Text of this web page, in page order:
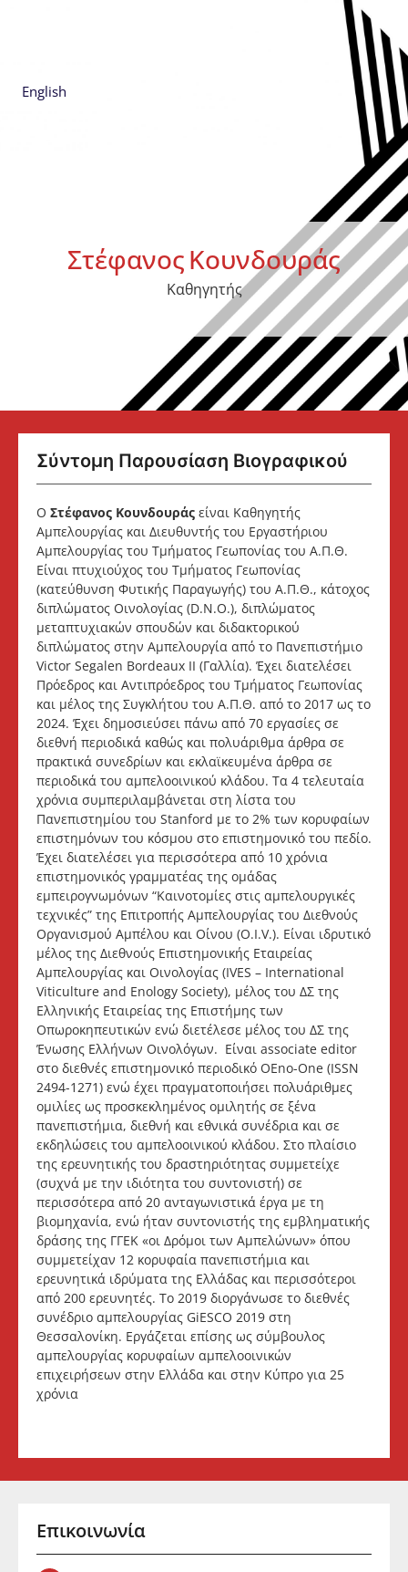
English
ΣτέφανοςΚουνδουράς
Καθηγητής
Σύντομη Παρουσίαση Βιογραφικού
O Στέφανος Κουνδουράς είναι Καθηγητής
Αμπελουργίας και Διευθυντής του Εργαστήριου
Αμπελουργίας του Τμήματος Γεωπονίας του Α.Π.Θ.
Είναι πτυχιούχος του Τμήματος Γεωπονίας
(κατεύθυνση Φυτικής Παραγωγής) του Α.Π.Θ., κάτοχος
διπλώματος Οινολογίας (D.N.O.), διπλώματος
μεταπτυχιακών σπουδών και διδακτορικού
διπλώματος στην Αμπελουργία από το Πανεπιστήμιο
Victor Segalen Bordeaux II (Γαλλία). Έχει διατελέσει
Πρόεδρος και Αντιπρόεδρος του Τμήματος Γεωπονίας
και μέλος της Συγκλήτου του Α.Π.Θ. από το 2017 ως το
2024. Έχει δημοσιεύσει πάνω από 70 εργασίες σε
διεθνή περιοδικά καθώς και πολυάριθμα άρθρα σε
πρακτικά συνεδρίων και εκλαϊκευμένα άρθρα σε
περιοδικά του αμπελοοινικού κλάδου. Τα 4 τελευταία
χρόνια συμπεριλαμβάνεται στη λίστα του
Πανεπιστημίου του Stanford με το 2% των κορυφαίων
επιστημόνων του κόσμου στο επιστημονικό του πεδίο.
Έχει διατελέσει για περισσότερα από 10 χρόνια
επιστημονικός γραμματέας της ομάδας
εμπειρογνωμόνων “Καινοτομίες στις αμπελουργικές
τεχνικές” της Επιτροπής Αμπελουργίας του Διεθνούς
Οργανισμού Αμπέλου και Οίνου (O.I.V.). Eίναι ιδρυτικό
μέλος της Διεθνούς Επιστημονικής Εταιρείας
Αμπελουργίας και Οινολογίας (IVES – International
Viticulture and Enology Society), μέλος του ΔΣ της
Ελληνικής Εταιρείας της Επιστήμης των
Οπωροκηπευτικών ενώ διετέλεσε μέλος του ΔΣ της
Ένωσης Ελλήνων Οινολόγων. Είναι associate editor
στο διεθνές επιστημονικό περιοδικό OEno-One (ISSN
2494-1271) ενώ έχει πραγματοποιήσει πολυάριθμες
ομιλίες ως προσκεκλημένος ομιλητής σε ξένα
πανεπιστήμια, διεθνή και εθνικά συνέδρια και σε
εκδηλώσεις του αμπελοοινικού κλάδου. Στο πλαίσιο
της ερευνητικής του δραστηριότητας συμμετείχε
(συχνά με την ιδιότητα του συντονιστή) σε
περισσότερα από 20 ανταγωνιστικά έργα με τη
βιομηχανία, ενώ ήταν συντονιστής της εμβληματικής
δράσης της ΓΓΕΚ «οι Δρόμοι των Αμπελώνων» όπου
συμμετείχαν 12 κορυφαία πανεπιστήμια και
ερευνητικά ιδρύματα της Ελλάδας και περισσότεροι
από 200 ερευνητές. Το 2019 διοργάνωσε το διεθνές
συνέδριο αμπελουργίας GiESCO 2019 στη
Θεσσαλονίκη. Εργάζεται επίσης ως σύμβουλος
αμπελουργίας κορυφαίων αμπελοοινικών
επιχειρήσεων στην Ελλάδα και στην Κύπρο για 25
χρόνια
Επικοινωνία